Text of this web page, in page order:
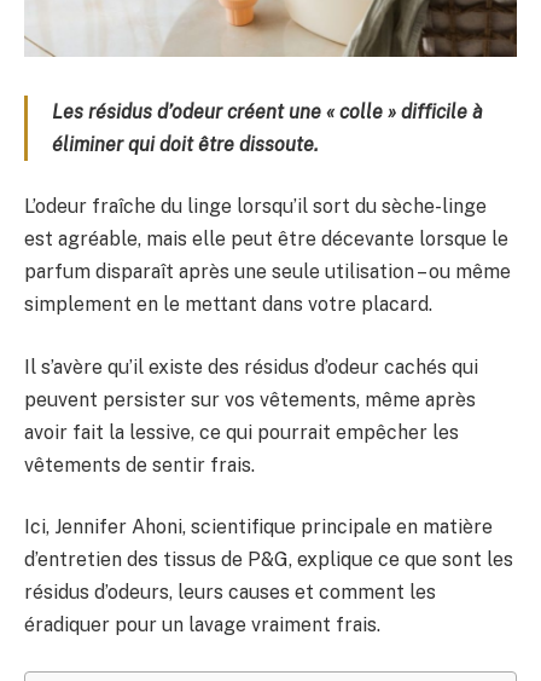
Les résidus d’odeur créent une « colle » difficile à
éliminer qui doit être dissoute.
L’odeur fraîche du linge lorsqu’il sort du sèche-linge
est agréable, mais elle peut être décevante lorsque le
parfum disparaît après une seule utilisation – ou même
simplement en le mettant dans votre placard.
Il s’avère qu’il existe des résidus d’odeur cachés qui
peuvent persister sur vos vêtements, même après
avoir fait la lessive, ce qui pourrait empêcher les
vêtements de sentir frais.
Ici, Jennifer Ahoni, scientifique principale en matière
d’entretien des tissus de P&G, explique ce que sont les
résidus d’odeurs, leurs causes et comment les
éradiquer pour un lavage vraiment frais.